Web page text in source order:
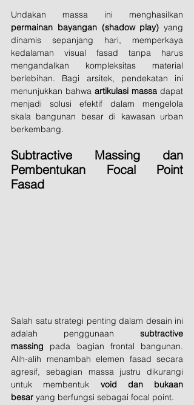
permainan bayangan (shadow play) yang
dinamis sepanjang hari, memperkaya
kedalaman visual fasad tanpa harus
mengandalkan kompleksitas material
berlebihan. Bagi arsitek, pendekatan ini
menunjukkan bahwa artikulasi massa dapat
menjadi solusi efektif dalam mengelola
skala bangunan besar di kawasan urban
berkembang.
Subtractive Massing dan
Pembentukan Focal Point
Fasad
Salah satu strategi penting dalam desain ini
adalah penggunaan subtractive
massing pada bagian frontal bangunan.
Alih-alih menambah elemen fasad secara
agresif, sebagian massa justru dikurangi
untuk membentuk void dan bukaan
besar yang berfungsi sebagai focal point.